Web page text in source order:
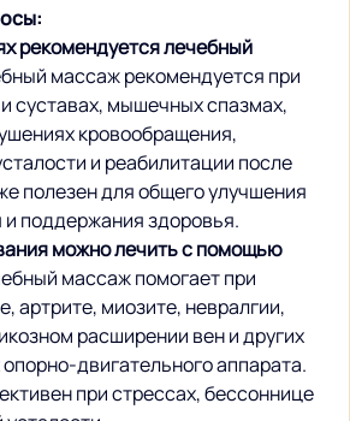
рекомендуется лечебный
массаж рекомендуется при
суставах, мышечных спазмах,
кровообращения,
и реабилитации после
полезен для общего улучшения
поддержания здоровья.
можно лечить с помощью
массаж помогает при
артрите, миозите, невралгии,
расширении вен и других
двигательного аппарата.
при стрессах, бессоннице